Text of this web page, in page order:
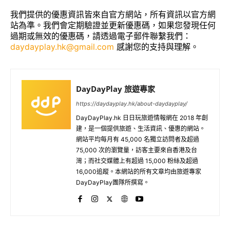
我們提供的優惠資訊皆來自官方網站，所有資訊以官方網
站為準。我們會定期驗證並更新優惠碼，如果您發現任何
過期或無效的優惠碼，請透過電子郵件聯繫我們：
daydayplay.hk@gmail.com 感謝您的支持與理解。
DayDayPlay 旅遊專家
https://daydayplay.hk/about-daydayplay/
DayDayPlay.hk 日日玩旅遊情報網在 2018 年創
建，是一個提供旅遊、生活資訊、優惠的網站。
網站平均每月有 45,000 名獨立訪問者及超過
75,000 次的瀏覽量，訪客主要來自香港及台
灣；而社交媒體上有超過 15,000 粉絲及超過
16,000追蹤。本網站的所有文章均由旅遊專家
DayDayPlay團隊所撰寫。